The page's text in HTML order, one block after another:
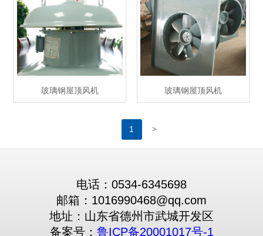
玻璃钢屋顶风机 玻璃钢屋顶风机
1 >
电话：0534-6345698
邮箱：1016990468@qq.com
地址：山东省德州市武城开发区
备案号： 鲁ICP备20001017号-1